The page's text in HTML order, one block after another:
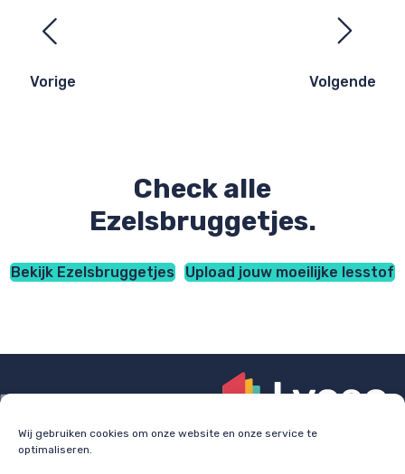
Wij gebruiken cookies om onze website en onze service te
optimaliseren.
Ezelsbruggetjes
navigatie
Vorige Volgende
Check alle
Ezelsbruggetjes.
Bekijk Ezelsbruggetjes Upload jouw moeilijke lesstof